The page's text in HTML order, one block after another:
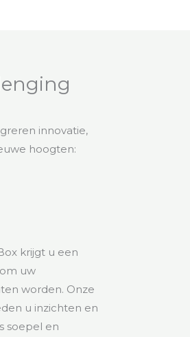
innovatie,
hoogten:
krijgt u een
uw
worden. Onze
u inzichten en
soepel en